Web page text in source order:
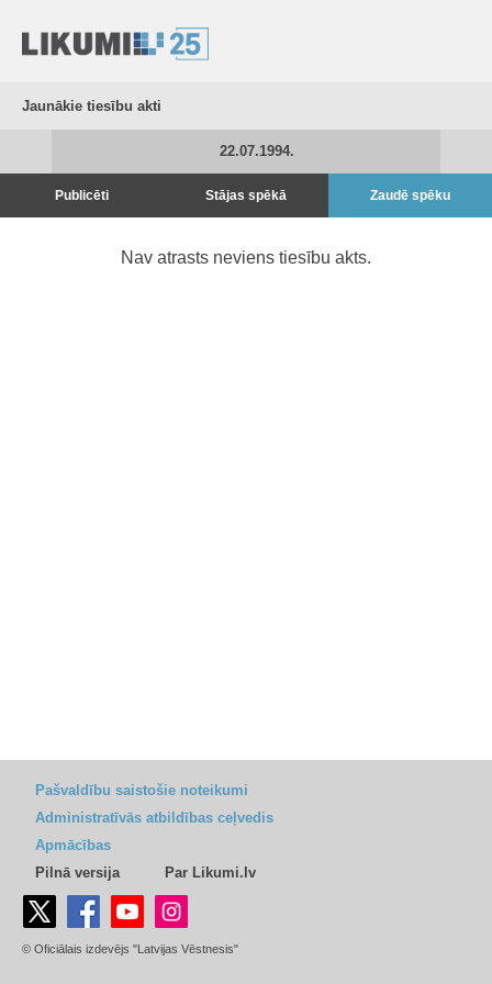
Jaunākie tiesību akti
22.07.1994.
Publicēti Stājas spēkā Zaudē spēku
Nav atrasts neviens tiesību akts.
Pašvaldību saistošie noteikumi
Administratīvās atbildības ceļvedis
Apmācības
Pilnā versija
Par Likumi.lv
© Oficiālais izdevējs "Latvijas Vēstnesis"